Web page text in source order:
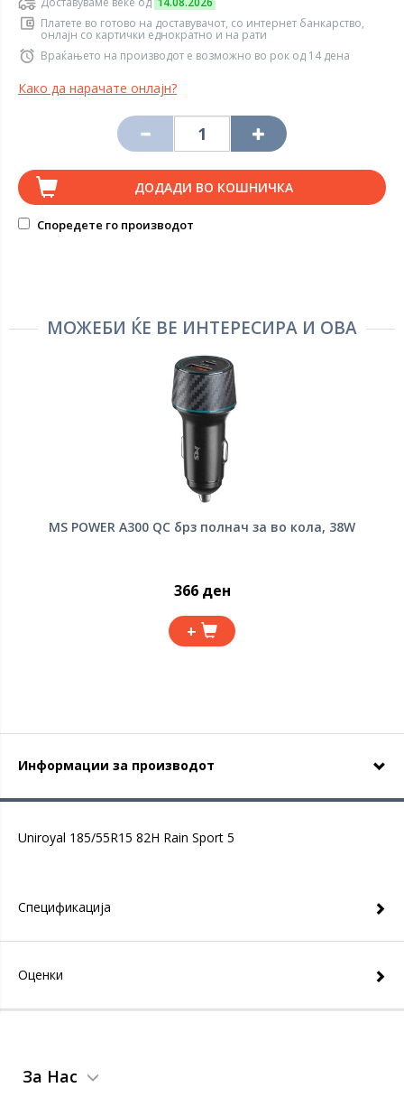
Платете во готово на доставувачот, со интернет банкарство,
онлајн со картички еднократно и на рати
Враќањето на производот е возможно во рок од 14 дена
Како да нарачате онлајн?
ДОДАДИ ВО КОШНИЧКА
Споредете го производот
МОЖЕБИ ЌЕ ВЕ ИНТЕРЕСИРА И ОВА
MS POWER A300 QC брз полнач за во кола, 38W
366 ден
+
Информации за производот
Uniroyal 185/55R15 82H Rain Sport 5
Спецификација
Оценки
За Нас